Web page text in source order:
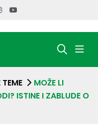
MOŽE LI
ISTINE I ZABLUDE O